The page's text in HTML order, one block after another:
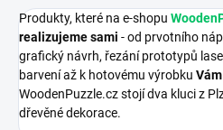
Produkty, které na e-shopu
realizujeme sami - od prvotního
grafický návrh, řezání prototypů
barvení až k hotovému výrobku
WoodenPuzzle.cz stojí dva kluci z
dřevěné dekorace.